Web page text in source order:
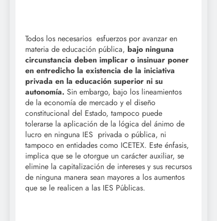
Todos los necesarios esfuerzos por avanzar en
materia de educación pública, bajo ninguna
circunstancia deben implicar o insinuar poner
en entredicho la existencia de la iniciativa
privada en la educación superior ni su
autonomía. Sin embargo, bajo los lineamientos
de la economía de mercado y el diseño
constitucional del Estado, tampoco puede
tolerarse la aplicación de la lógica del ánimo de
lucro en ninguna IES privada o pública, ni
tampoco en entidades como ICETEX. Este énfasis,
implica que se le otorgue un carácter auxiliar, se
elimine la capitalización de intereses y sus recursos
de ninguna manera sean mayores a los aumentos
que se le realicen a las IES Públicas.